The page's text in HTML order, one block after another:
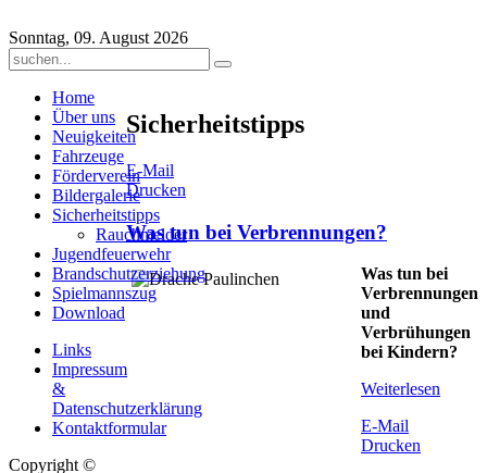
Sonntag, 09. August 2026
Sicherheitstipps
E-Mail
Drucken
Was tun bei Verbrennungen?
Was tun bei
Verbrennungen
und
Verbrühungen
bei Kindern?
Weiterlesen
E-Mail
Drucken
Home
Über uns
Neuigkeiten
Fahrzeuge
Förderverein
Bildergalerie
Sicherheitstipps
Rauchmelder
Jugendfeuerwehr
Brandschutzerziehung
Spielmannszug
Download
Links
Impressum
&
Datenschutzerklärung
Kontaktformular
Copyright ©